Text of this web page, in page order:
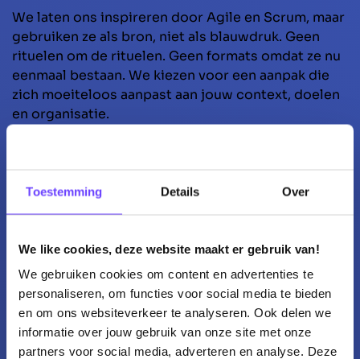
Toestemming Details Over
We like cookies, deze website maakt er gebruik van!
We gebruiken cookies om content en advertenties te
personaliseren, om functies voor social media te bieden
en om ons websiteverkeer te analyseren. Ook delen we
informatie over jouw gebruik van onze site met onze
partners voor social media, adverteren en analyse. Deze
We laten ons inspireren door Agile en Scrum, maar
gebruiken ze als bron, niet als blauwdruk. Geen
rituelen om de rituelen. Geen formats omdat ze nu
eenmaal bestaan. We kiezen voor een aanpak die
zich moeiteloos aanpast aan jouw context, doelen
en organisatie.
brengen helderheid, richting en energie. We dagen
uit, scherpen keuzes aan en vertalen verandering in
Want echte wendbaarheid is geen proces, maar
een vaardigheid: de skill om mee te bewegen mét
veranderingen, en zo oplossingen te creëren die
blijvende impact maken.